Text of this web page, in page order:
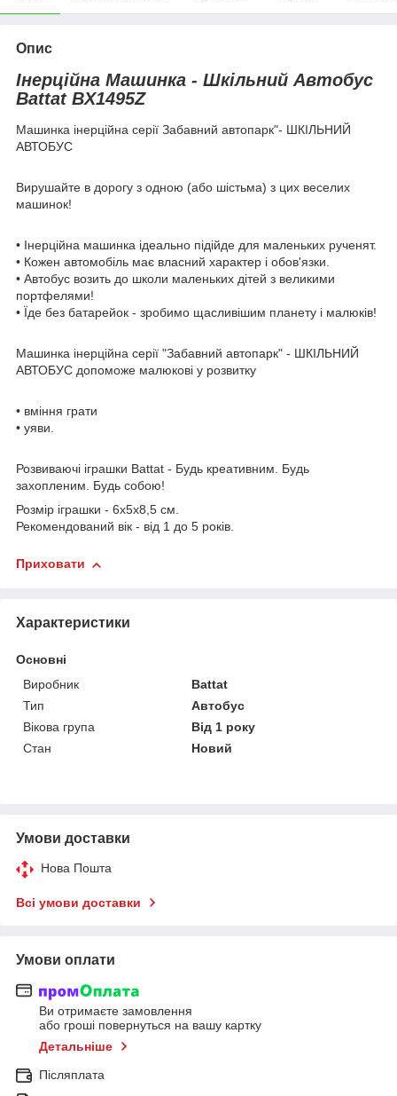
Опис
Інерційна Машинка - Шкільний Автобус
Battat BX1495Z
Машинка інерційна серії Забавний автопарк"- ШКІЛЬНИЙ
АВТОБУС
Вирушайте в дорогу з одною (або шістьма) з цих веселих
машинок!
• Інерційна машинка ідеально підійде для маленьких рученят.
• Кожен автомобіль має власний характер і обов'язки.
• Автобус возить до школи маленьких дітей з великими
портфелями!
• Їде без батарейок - зробимо щасливішим планету і малюків!
Машинка інерційна серії "Забавний автопарк" - ШКІЛЬНИЙ
АВТОБУС допоможе малюкові у розвитку
• вміння грати
• уяви.
Розвиваючі іграшки Battat - Будь креативним. Будь
захопленим. Будь собою!
Розмір іграшки - 6х5х8,5 см.
Рекомендований вік - від 1 до 5 років.
Приховати
Характеристики
Основні
Виробник
Battat
Тип
Автобус
Вікова група
Від 1 року
Стан
Новий
Умови доставки
Нова Пошта
Всі умови доставки
Умови оплати
Ви отримаєте замовлення
або гроші повернуться на вашу картку
Детальніше
Післяплата